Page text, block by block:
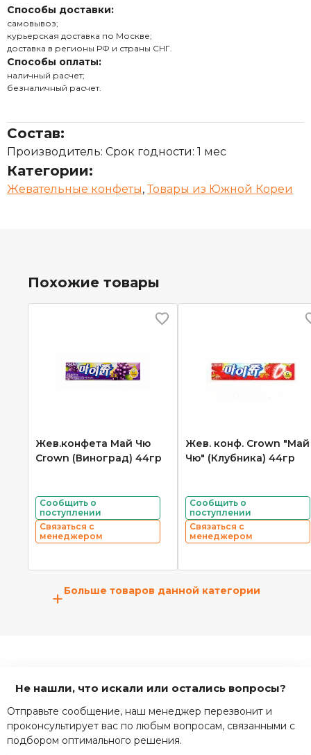
Способы доставки:
самовывоз;
курьерская доставка по Москве;
доставка в регионы РФ и страны СНГ.
Способы оплаты:
наличный расчет;
безналичный расчет.
Состав:
Производитель: Срок годности: 1 мес
Категории:
Жевательные конфеты,Товары из Южной Кореи
Похожие товары
Жев.конфета Май Чю
Crown (Виноград) 44гр
Сообщить о
поступлении
Связаться с
менеджером
Жев. конф. Crown "Май
Чю" (Клубника) 44гр
Сообщить о
поступлении
Связаться с
менеджером
+Больше товаров данной категории
Не нашли, что искали или остались вопросы?
Отправьте сообщение, наш менеджер перезвонит и
проконсультирует вас по любым вопросам, связанными с
подбором оптимального решения.